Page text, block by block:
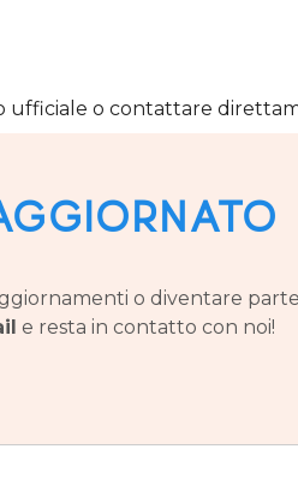
ufficiale o contattare
o diventare
e resta in contatto con noi!